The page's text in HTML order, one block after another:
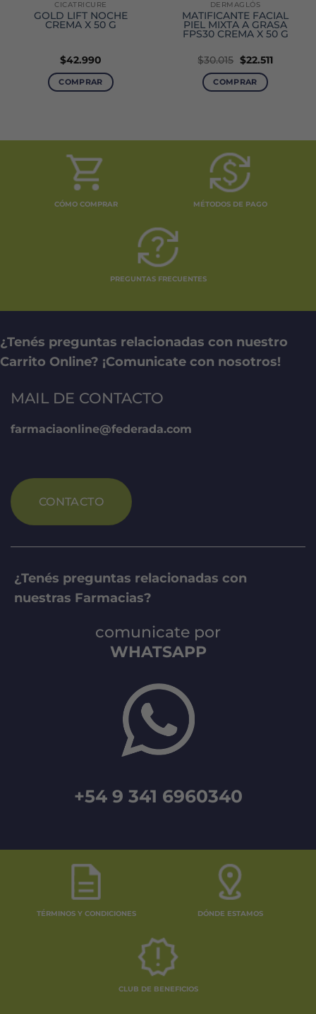
CICATRICURE
GOLD LIFT NOCHE
CREMA X 50 G
$42.990
COMPRAR
DERMAGLÓS
MATIFICANTE FACIAL
PIEL MIXTA A GRASA
FPS30 CREMA X 50 G
$30.015 El
precio
original
era:
$22.511El
COMPRAR
CÓMO COMPRAR MÉTODOS DE PAGO
PREGUNTAS FRECUENTES
¿Tenés preguntas relacionadas con nuestro
Carrito Online? ¡Comunicate con nosotros!
MAIL DE CONTACTO
farmaciaonline@federada.com
CONTACTO
¿Tenés preguntas relacionadas con
nuestras Farmacias?
comunicate por
WHATSAPP
+54 9 341 6960340
TÉRMINOS Y CONDICIONES DÓNDE ESTAMOS
CLUB DE BENEFICIOS